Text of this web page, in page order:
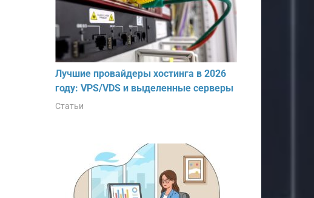
Лучшие провайдеры хостинга в 2026
году: VPS/VDS и выделенные серверы
Статьи